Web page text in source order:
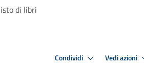
di libri
Condividi Vedi azioni